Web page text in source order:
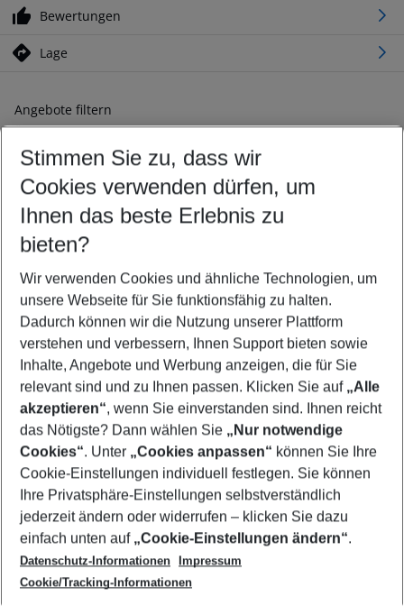
Bewertungen
Lage
Angebote filtern
Ändern Sie Ihre Kriterien nach Ihren Wünschen
Abflughafen wählen
Beliebiger Abflughafen
Reisezeitraum wählen
10.08.26– 08.08.27 5-8 Nächte
2 Erwachsene Keine Kinder
Mehr Filter anzeigen
Footer
Footer navigation
Über uns
AGB
Cookie-Einstellungen ändern
Cookie-Richtlinie
Datenschutz
Service & Hilfe
Barrierefreies Reisen
Check-in
Folgen Sie uns
Stimmen Sie zu, dass wir
Cookies verwenden dürfen, um
Ihnen das beste Erlebnis zu
bieten?
Wir verwenden Cookies und ähnliche Technologien, um
unsere Webseite für Sie funktionsfähig zu halten.
Dadurch können wir die Nutzung unserer Plattform
verstehen und verbessern, Ihnen Support bieten sowie
Inhalte, Angebote und Werbung anzeigen, die für Sie
relevant sind und zu Ihnen passen. Klicken Sie auf „Alle
akzeptieren“, wenn Sie einverstanden sind. Ihnen reicht
das Nötigste? Dann wählen Sie „Nur notwendige
Cookies“. Unter „Cookies anpassen“ können Sie Ihre
Cookie-Einstellungen individuell festlegen. Sie können
Ihre Privatsphäre-Einstellungen selbstverständlich
jederzeit ändern oder widerrufen – klicken Sie dazu
einfach unten auf „Cookie-Einstellungen ändern“.
Datenschutz-Informationen
Impressum
Cookie/Tracking-Informationen